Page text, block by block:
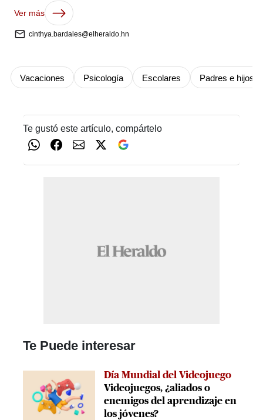
Ver más
cinthya.bardales@elheraldo.hn
Vacaciones Psicología Escolares Padres e hijos
Te gustó este artículo, compártelo
Te Puede interesar
Día Mundial del Videojuego
Videojuegos, ¿aliados o
enemigos del aprendizaje en
los jóvenes?